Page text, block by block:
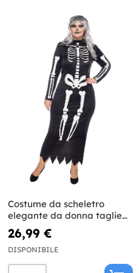
Costume da scheletro
elegante da donna taglie
forti
26,99 €
DISPONIBILE